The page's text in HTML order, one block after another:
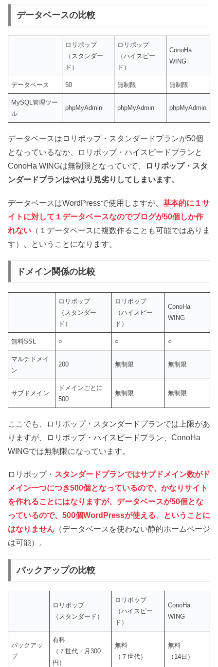
データベースの比較
ロリポップ
（スタンダー
ド）
ロリポップ
（ハイスピー
ド）
ConoHa
WING
データベース 50 無制限 無制限
MySQL管理ツー
ル
phpMyAdmin phpMyAdmin phpMyAdmin
データベースはロリポップ・スタンダードプランが50個
となっているなか、ロリポップ・ハイスピードプランと
ConoHa WINGは無制限となっていて、
ロリポップ・スタ
ンダードプランはやはり見劣りしてしまいます。
データベースはWordPressで使用しますが、 基本的に１サ
イトに対して１データベースなのでブログが50個しか作
れない （１データベースに複数作ることも可能ではありま
す）、ということになります。
ドメイン関係の比較
ロリポップ
（スタンダー
ド）
ロリポップ
（ハイスピー
ド）
ConoHa
WING
無料SSL ○ ○ ○
マルチドメイ
ン
200 無制限 無制限
サブドメイン
ドメインごとに
500
無制限 無制限
ここでも、ロリポップ・スタンダードプランでは上限があ
りますが、ロリポップ・ハイスピードプラン、ConoHa
WINGでは無制限になっています。
ロリポップ・ スタンダードプランではサブドメイン数がド
メイン一つにつき500個となっているので、かなりサイト
を作れることにはなりますが、データベースが50個とな
っているので、500個WordPressが使える、ということに
はなりません （データベースを使わない静的ホームページ
は可能）。
バックアップの比較
ロリポップ
（スタンダード）
ロリポップ
（ハイスピー
ド）
ConoHa
WING
バックアッ
プ
有料
（７世代・月300
円）
無料
（７世代）
無料
（14日）